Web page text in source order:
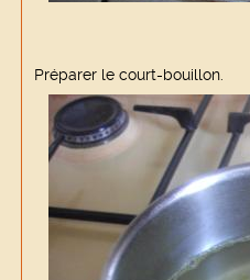
Préparer le court-bouillon.